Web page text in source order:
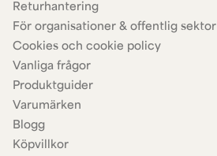
Returhantering
För organisationer & offentlig sektor
Cookies och cookie policy
Vanliga frågor
Produktguider
Varumärken
Blogg
Köpvillkor